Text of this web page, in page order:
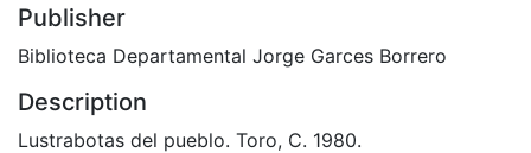
Publisher
Biblioteca Departamental Jorge Garces Borrero
Description
Lustrabotas del pueblo. Toro, C. 1980.